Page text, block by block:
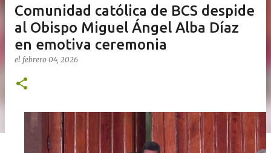
Comunidad católica de BCS despide
al Obispo Miguel Ángel Alba Díaz
en emotiva ceremonia
el febrero 04, 2026